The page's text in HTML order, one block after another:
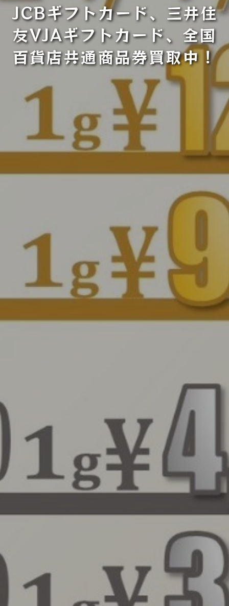
JCBギフトカード、三井住
友VJAギフトカード、全国
百貨店共通商品券買取中！